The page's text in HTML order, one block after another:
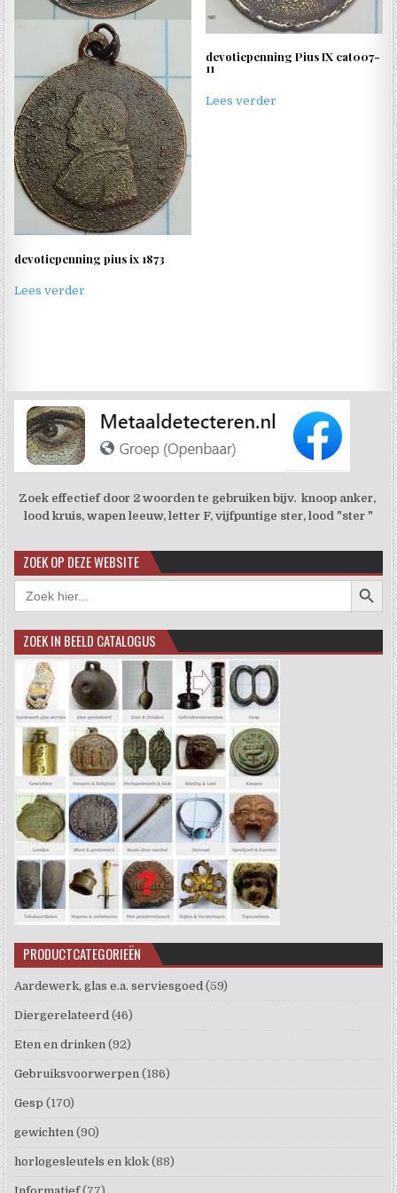
devotiepenning pius ix 1873
Lees verder
devotiepenning Pius IX cat007-
11
Lees verder
Zoek effectief door 2 woorden te gebruiken bijv. knoop anker,
lood kruis, wapen leeuw, letter F, vijfpuntige ster, lood "ster "
ZOEK OP DEZE WEBSITE
Zoek
naar:
ZOEK IN BEELD CATALOGUS
PRODUCTCATEGORIEËN
Aardewerk, glas e.a. serviesgoed (59)
Diergerelateerd (46)
Eten en drinken (92)
Gebruiksvoorwerpen (186)
Gesp (170)
gewichten (90)
horlogesleutels en klok (88)